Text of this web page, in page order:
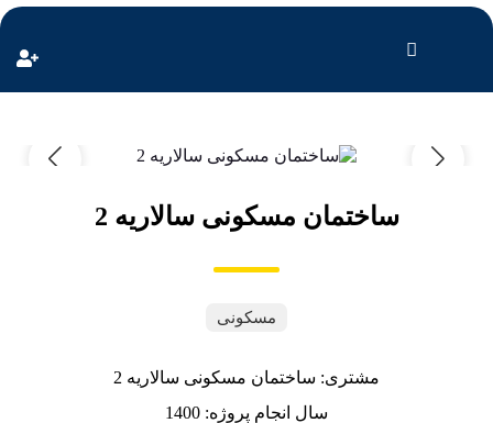
ساختمان مسکونی سالاریه 2
مسکونی
مشتری: ساختمان مسکونی سالاریه 2
سال انجام پروژه: 1400